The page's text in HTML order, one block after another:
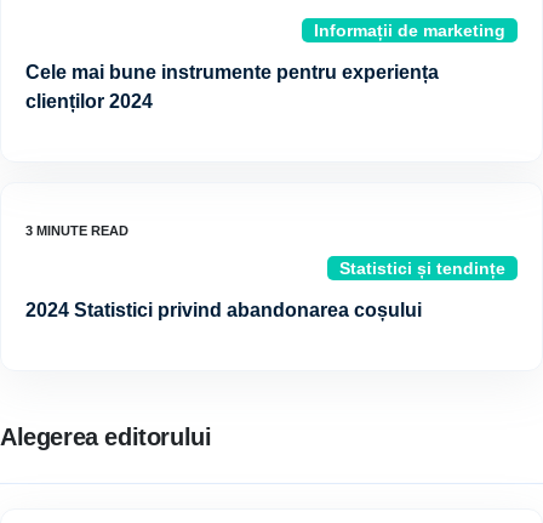
Informații de marketing
Cele mai bune instrumente pentru experiența
clienților 2024
Statistici și tendințe
2024 Statistici privind abandonarea coșului
Alegerea editorului